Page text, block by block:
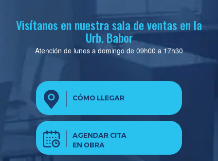
Visítanos en nuestra sala de ventas en la
Urb. Babor
Atención de lunes a domingo de 09h00 a 17h30
CÓMO LLEGAR
AGENDAR CITA
EN OBRA